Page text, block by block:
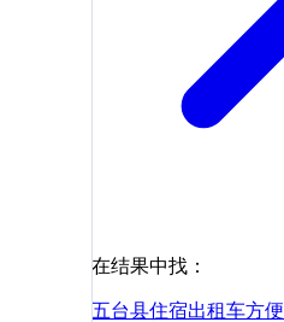
在结果中找：
五台县住宿出租车方便